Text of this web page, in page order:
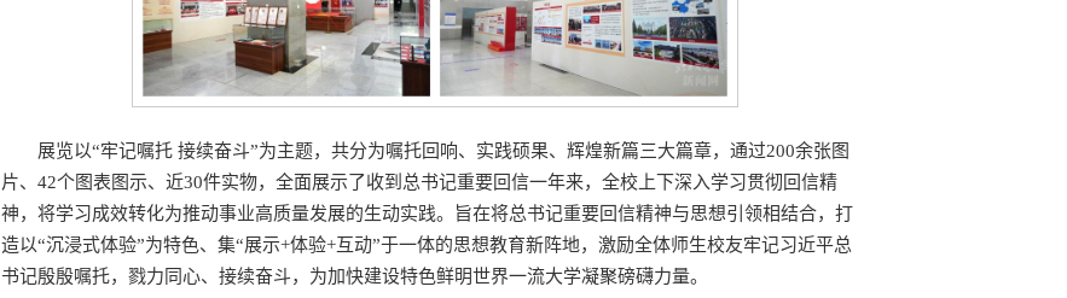
展览以“牢记嘱托 接续奋斗”为主题，共分为嘱托回响、实践硕果、辉煌新篇三大篇章，通过200余张图
片、42个图表图示、近30件实物，全面展示了收到总书记重要回信一年来，全校上下深入学习贯彻回信精
神，将学习成效转化为推动事业高质量发展的生动实践。旨在将总书记重要回信精神与思想引领相结合，打
造以“沉浸式体验”为特色、集“展示+体验+互动”于一体的思想教育新阵地，激励全体师生校友牢记习近平总
书记殷殷嘱托，戮力同心、接续奋斗，为加快建设特色鲜明世界一流大学凝聚磅礴力量。